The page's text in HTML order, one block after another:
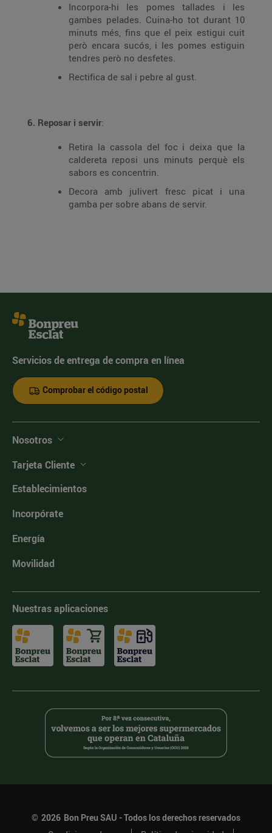
Incorpora-hi les pomes tallades i les
gambes pelades. Cuina-ho tot durant 10
minuts més, fins que el peix estigui cuit
però encara sucós, i les pomes estiguin
tendres però no desfetes.
Rectifica de sal i pebre al gust.
6. Reposar i servir:
Retira la cassola del foc i deixa que la
caldereta reposi uns minuts perquè els
sabors es concentrin.
Decora amb julivert fresc picat i una
gamba per sobre abans de servir.
Servicios de entrega de compra en línea
Comprobar el código postal
Nosotros
Tarjeta Cliente
Establecimientos
Incorpórate
Energía
Movilidad
Nuestras aplicaciones
© 2026 Bon Preu SAU - Todos los derechos reservados